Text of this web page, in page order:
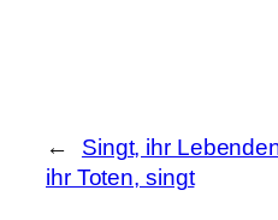
←
Singt, ihr
ihr Toten, singt